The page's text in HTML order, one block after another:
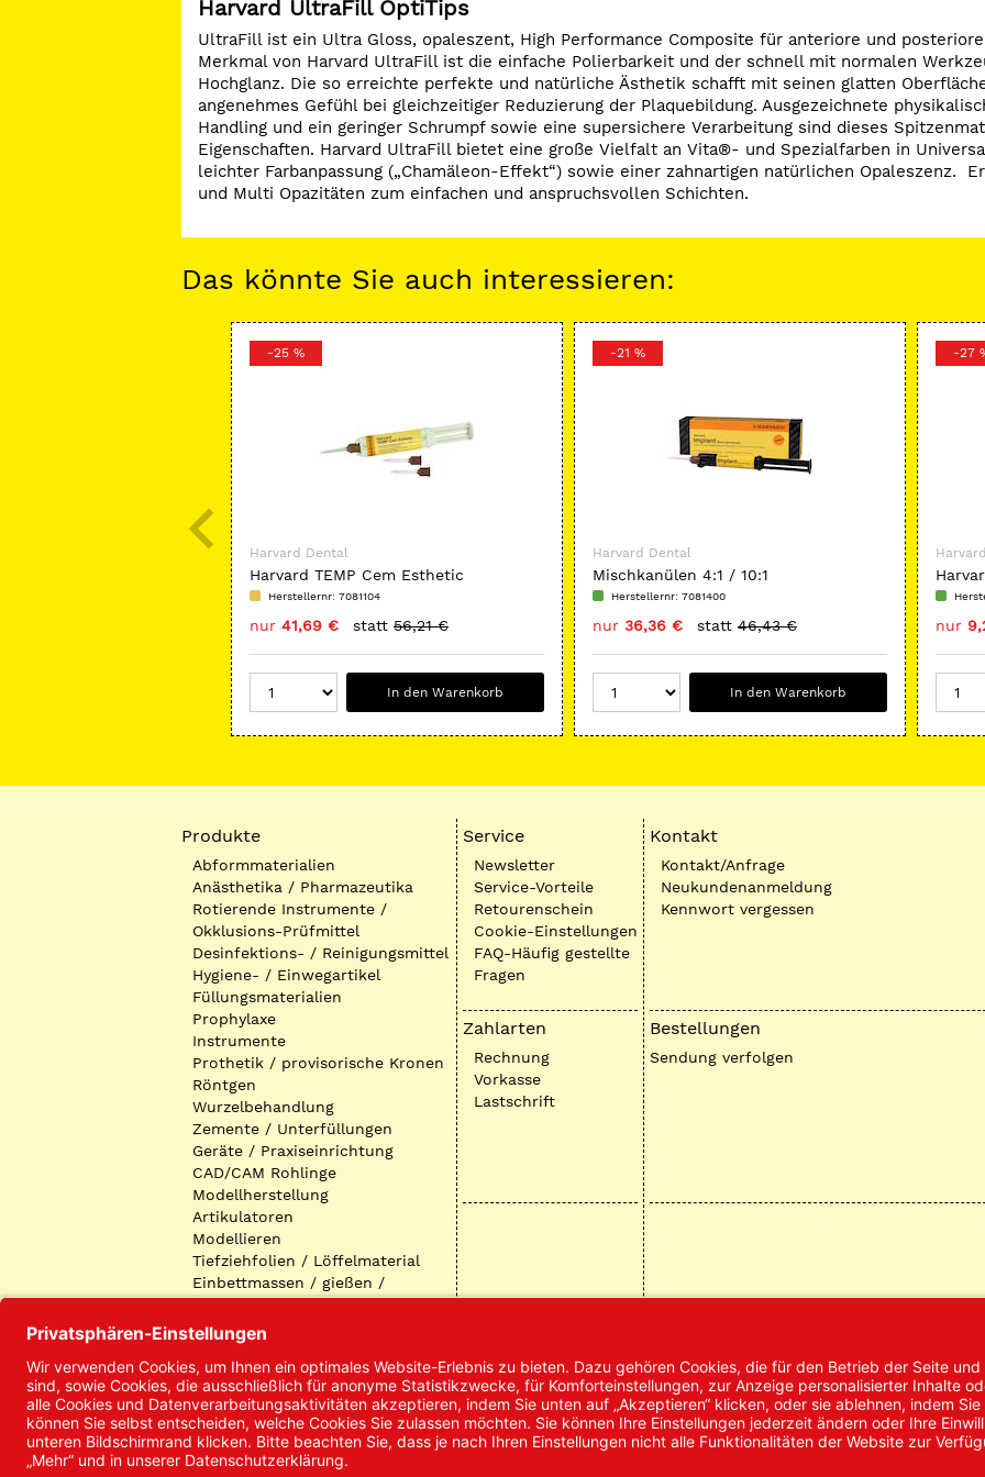
Harvard UltraFill OptiTips
UltraFill ist ein Ultra Gloss, opaleszent, High Performance Composite für anteriore und
Merkmal von Harvard UltraFill ist die einfache Polierbarkeit und der schnell mit normalen
Hochglanz. Die so erreichte perfekte und natürliche Ästhetik schafft mit seinen glatten
angenehmes Gefühl bei gleichzeitiger Reduzierung der Plaquebildung. Ausgezeichnete
Handling und ein geringer Schrumpf sowie eine supersichere Verarbeitung sind dieses
Eigenschaften. Harvard UltraFill bietet eine große Vielfalt an Vita®- und Spezialfarben in
leichter Farbanpassung („Chamäleon-Effekt“) sowie einer zahnartigen natürlichen Opaleszenz.
und Multi Opazitäten zum einfachen und anspruchsvollen Schichten.
Das könnte Sie auch interessieren:
-25 %
Harvard Dental
Harvard TEMP Cem Esthetic
Herstellernr: 7081104
nur 41,69 € statt 56,21 €
In den Warenkorb
-21 %
Harvard Dental
Mischkanülen 4:1 / 10:1
Herstellernr: 7081400
nur 36,36 € statt 46,43 €
In den Warenkorb
-27
nur
Produkte
Abformmaterialien
Anästhetika / Pharmazeutika
Rotierende Instrumente /
Okklusions-Prüfmittel
Desinfektions- / Reinigungsmittel
Hygiene- / Einwegartikel
Füllungsmaterialien
Prophylaxe
Instrumente
Prothetik / provisorische Kronen
Röntgen
Wurzelbehandlung
Zemente / Unterfüllungen
Geräte / Praxiseinrichtung
CAD/CAM Rohlinge
Modellherstellung
Artikulatoren
Modellieren
Tiefziehfolien / Löffelmaterial
Einbettmassen / gießen /
Oberflächenbearbeitung
Keramik
Verblendmaterialien
Instrumente
Kieferorthopädie /
Klammerdrähte
Verschiedenes (Labor)
Service
Newsletter
Service-Vorteile
Retourenschein
Cookie-Einstellungen
FAQ-Häufig gestellte
Fragen
Zahlarten
Rechnung
Vorkasse
Lastschrift
Kontakt
Kontakt/Anfrage
Neukundenanmeldung
Kennwort vergessen
Bestellungen
Sendung verfolgen